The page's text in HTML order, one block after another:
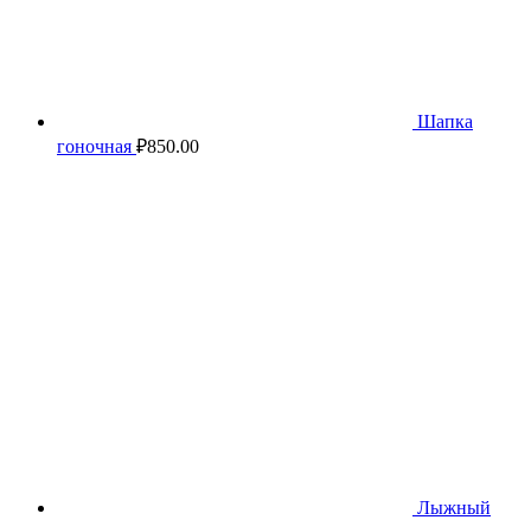
Шапка
гоночная ₽850.00
Лыжный